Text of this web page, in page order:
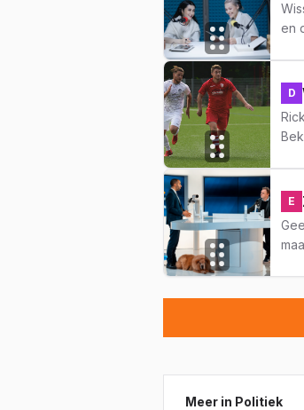
en
D
E
Meer in Politiek